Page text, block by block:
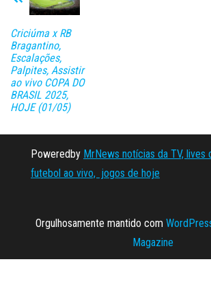
Criciúma x RB
Bragantino,
Escalações,
Palpites, Assistir
ao vivo COPA DO
BRASIL 2025,
HOJE (01/05)
Poweredby MrNews notícias da TV, lives
futebol ao vivo, jogos de hoje
Orgulhosamente mantido com
Magazine